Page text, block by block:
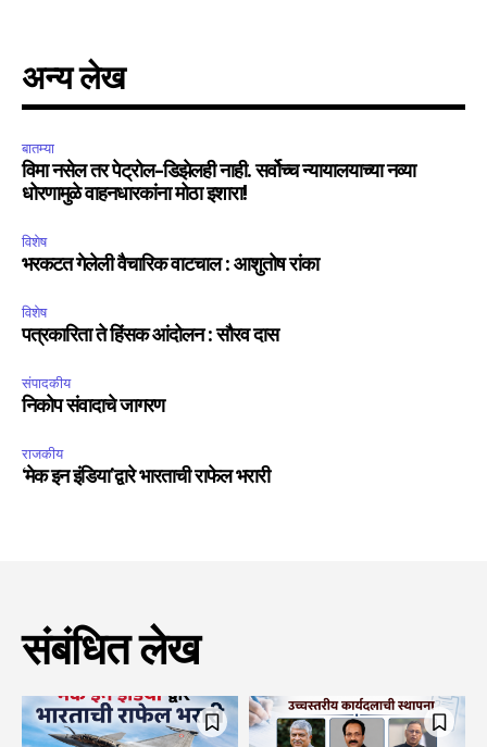
अन्य लेख
बातम्या
विमा नसेल तर पेट्रोल-डिझेलही नाही. सर्वोच्च न्यायालयाच्या नव्या
धोरणामुळे वाहनधारकांना मोठा इशारा!
विशेष
भरकटत गेलेली वैचारिक वाटचाल : आशुतोष रांका
विशेष
पत्रकारिता ते हिंसक आंदोलन : सौरव दास
संपादकीय
निकोप संवादाचे जागरण
राजकीय
‘मेक इन इंडिया’द्वारे भारताची राफेल भरारी
संबंधित लेख